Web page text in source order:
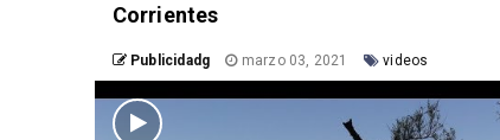
Corrientes
Publicidadg marzo 03, 2021 videos